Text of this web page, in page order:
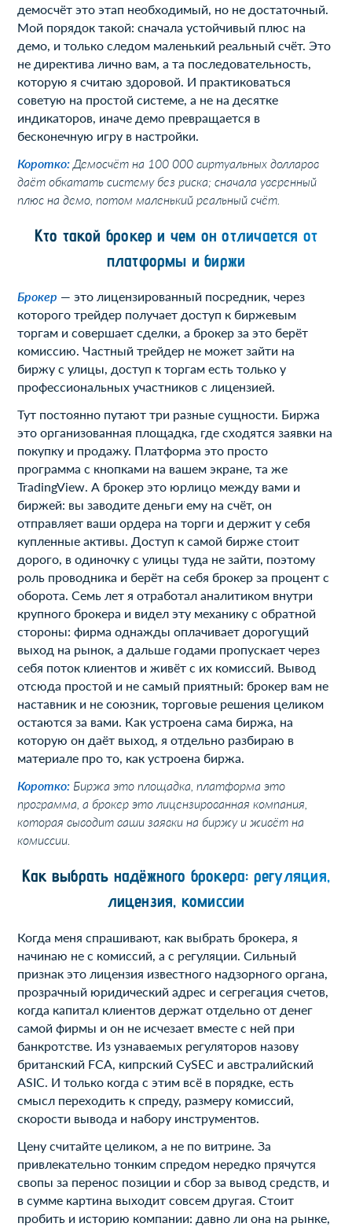
демосчёт это этап необходимый, но не достаточный.
Мой порядок такой: сначала устойчивый плюс на
демо, и только следом маленький реальный счёт. Это
не директива лично вам, а та последовательность,
которую я считаю здоровой. И практиковаться
советую на простой системе, а не на десятке
индикаторов, иначе демо превращается в
бесконечную игру в настройки.
Коротко: Демосчёт на 100 000 виртуальных долларов
даёт обкатать систему без риска; сначала уверенный
плюс на демо, потом маленький реальный счёт.
Кто такой брокер и чем он отличается от
платформы и биржи
Брокер — это лицензированный посредник, через
которого трейдер получает доступ к биржевым
торгам и совершает сделки, а брокер за это берёт
комиссию. Частный трейдер не может зайти на
биржу с улицы, доступ к торгам есть только у
профессиональных участников с лицензией.
Тут постоянно путают три разные сущности. Биржа
это организованная площадка, где сходятся заявки на
покупку и продажу. Платформа это просто
программа с кнопками на вашем экране, та же
TradingView. А брокер это юрлицо между вами и
биржей: вы заводите деньги ему на счёт, он
отправляет ваши ордера на торги и держит у себя
купленные активы. Доступ к самой бирже стоит
дорого, в одиночку с улицы туда не зайти, поэтому
роль проводника и берёт на себя брокер за процент с
оборота. Семь лет я отработал аналитиком внутри
крупного брокера и видел эту механику с обратной
стороны: фирма однажды оплачивает дорогущий
выход на рынок, а дальше годами пропускает через
себя поток клиентов и живёт с их комиссий. Вывод
отсюда простой и не самый приятный: брокер вам не
наставник и не союзник, торговые решения целиком
остаются за вами. Как устроена сама биржа, на
которую он даёт выход, я отдельно разбираю в
материале про то, как устроена биржа.
Коротко: Биржа это площадка, платформа это
программа, а брокер это лицензированная компания,
которая выводит ваши заявки на биржу и живёт на
комиссии.
Как выбрать надёжного брокера: регуляция,
лицензия, комиссии
Когда меня спрашивают, как выбрать брокера, я
начинаю не с комиссий, а с регуляции. Сильный
признак это лицензия известного надзорного органа,
прозрачный юридический адрес и сегрегация счетов,
когда капитал клиентов держат отдельно от денег
самой фирмы и он не исчезает вместе с ней при
банкротстве. Из узнаваемых регуляторов назову
британский FCA, кипрский CySEC и австралийский
ASIC. И только когда с этим всё в порядке, есть
смысл переходить к спреду, размеру комиссий,
скорости вывода и набору инструментов.
Цену считайте целиком, а не по витрине. За
привлекательно тонким спредом нередко прячутся
свопы за перенос позиции и сбор за вывод средств, и
в сумме картина выходит совсем другая. Стоит
пробить и историю компании: давно ли она на рынке,